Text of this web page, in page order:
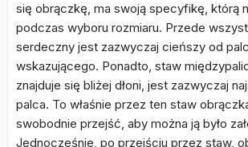
się obrączkę, ma swoją specyfikę, którą
podczas wyboru rozmiaru. Przede
serdeczny jest zazwyczaj cieńszy od
wskazującego. Ponadto, staw
znajduje się bliżej dłoni, jest zazwyczaj
palca. To właśnie przez ten staw
swobodnie przejść, aby można ją było
Jednocześnie, po przejściu przez staw,